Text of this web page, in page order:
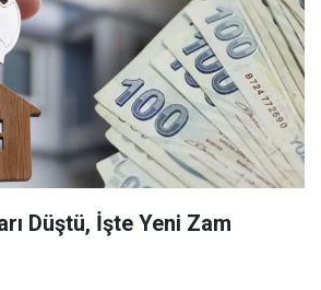
Düştü, İşte Yeni Zam